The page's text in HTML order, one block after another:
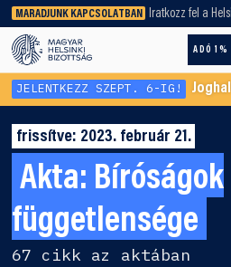
MARADJUNK KAPCSOLATBAN Iratkozz fel a
ADÓ 1%
keresőnket!
JELENTKEZZ SZEPT. 6-IG! Joghallgató
frissítve: 2023. február 21.
Akta: Bíróságok
függetlensége
67 cikk az aktában